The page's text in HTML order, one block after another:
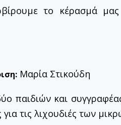
το κέρασμά
Μαρία Στικούδη
παιδιών και
για τις λιχουδιές των